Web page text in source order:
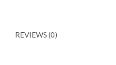
REVIEWS (0)